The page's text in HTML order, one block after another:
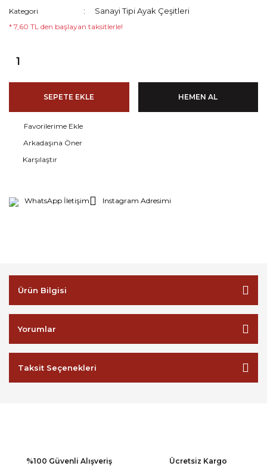
Kategori Sanayi Tipi Ayak Çeşitleri
* 7,60 TL den başlayan taksitlerle!
SEPETE EKLE HEMEN AL
Arkadaşına Öner
Karşılaştır
WhatsApp İletişim Instagram Adresimi
Ürün Bilgisi
Yorumlar
Taksit Seçenekleri
%100 Güvenli Alışveriş Ücretsiz Kargo